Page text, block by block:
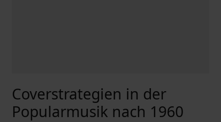
Coverstrategien in der
Popularmusik nach 1960